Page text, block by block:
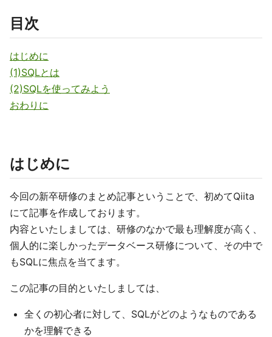
目次
はじめに
(1)SQLとは
(2)SQLを使ってみよう
おわりに
はじめに
今回の新卒研修のまとめ記事ということで、初めてQiita
にて記事を作成しております。
内容といたしましては、研修のなかで最も理解度が高く、
個人的に楽しかったデータベース研修について、その中で
もSQLに焦点を当てます。
この記事の目的といたしましては、
全くの初心者に対して、SQLがどのようなものである
かを理解できる